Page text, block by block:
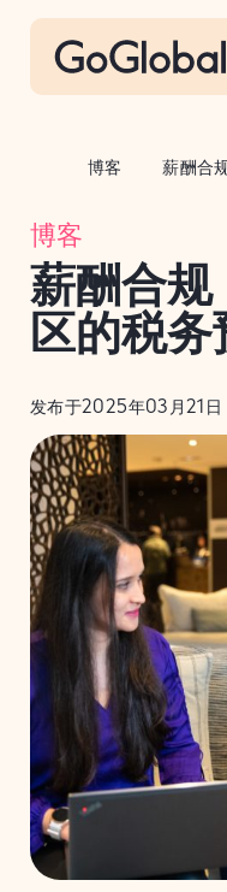
博客 薪酬合
博客
薪酬合规
区的税
发布于2025年03月21日